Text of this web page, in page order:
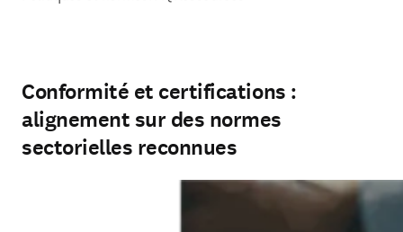
Conformité et certifications :
alignement sur des normes
sectorielles reconnues